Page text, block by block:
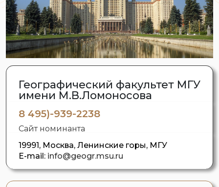
Географический факультет МГУ
имени М.В.Ломоносова
8 495)-939-2238
Сайт номинанта
19991, Москва, Ленинские горы, МГУ
E-mail: info@geogr.msu.ru